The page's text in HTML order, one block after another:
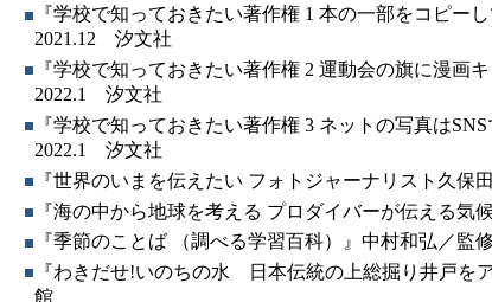
『学校で知っておきたい著作権 1 本の一部をコピ
2021.12 汐文社
『学校で知っておきたい著作権 2 運動会の旗に漫
2022.1 汐文社
『学校で知っておきたい著作権 3 ネットの写真は
2022.1 汐文社
『世界のいまを伝えたい フォトジャーナリスト久
『海の中から地球を考える プロダイバーが伝える
『季節のことば （調べる学習百科）』中村和弘／
『わきだせ!いのちの水 日本伝統の上総掘り井戸を
館